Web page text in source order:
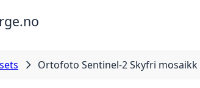
Ortofoto Sentinel-2 Skyfri mosaikk